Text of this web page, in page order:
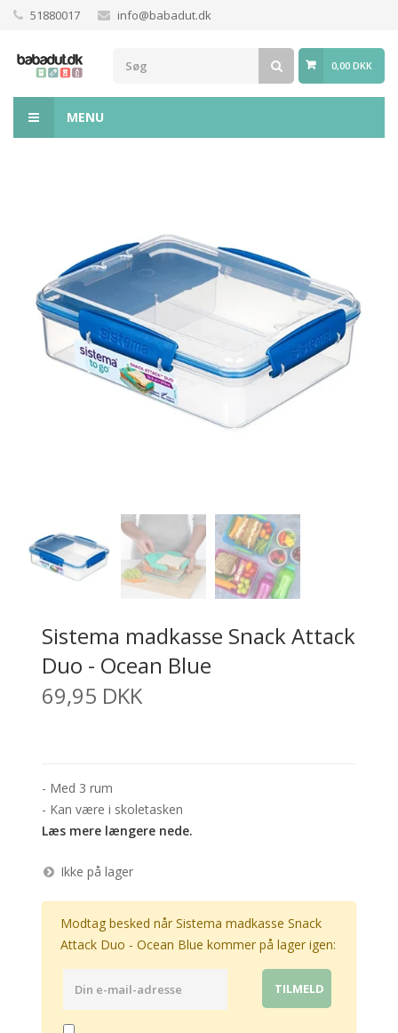
51880017 info@babadut.dk
0,00 DKK
MENU
Sistema madkasse Snack Attack
Duo - Ocean Blue
69,95 DKK
- Med 3 rum
- Kan være i skoletasken
Læs mere længere nede.
Ikke på lager
Modtag besked når Sistema madkasse Snack
Attack Duo - Ocean Blue kommer på lager igen: